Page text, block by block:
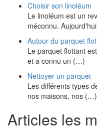
Choisir son linoléum
Le linoléum est un
méconnu.
Autour du parquet
Le parquet flottant
et a connu un (…)
Nettoyer un parquet
Les différents types
nos maisons, nos (…)
Articles les